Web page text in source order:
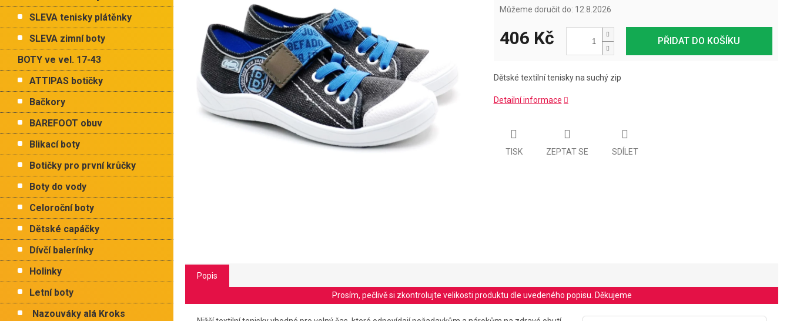
n
l
SLEVA tenisky plátěnky
SLEVA zimní boty
BOTY ve vel. 17-43
ATTIPAS botičky
Bačkory
BAREFOOT obuv
Blikací boty
Botičky pro první krůčky
Boty do vody
Celoroční boty
Dětské capáčky
Dívčí balerínky
Holinky
Letní boty
Nazouváky alá Kroks
Můžeme doručit do: 12.8.2026
PŘIDAT DO KOŠÍKU
406 Kč
Dětské textilní tenisky na suchý zip
Detailní informace
TISK ZEPTAT SE SDÍLET
Popis
Prosím, pečlivě si zkontrolujte velikosti produktu dle uvedeného popisu. Děkujeme